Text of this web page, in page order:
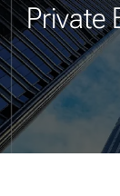
Private